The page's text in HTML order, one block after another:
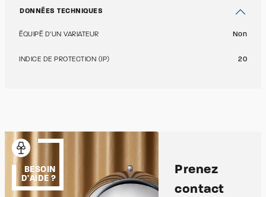
DONNÉES TECHNIQUES
ÉQUIPÉ D'UN VARIATEUR Non
INDICE DE PROTECTION (IP) 20
BESOIN
D'AIDE ?
Prenez
contact